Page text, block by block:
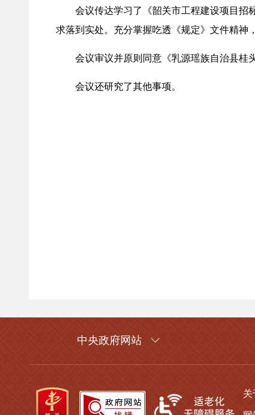
会议传达学习了《韶关市工程建设项目招标
求落到实处。充分掌握吃透《规定》文件精神
会议审议并原则同意《乳源瑶族自治县桂头
会议还研究了其他事项。
中央政府网站
关